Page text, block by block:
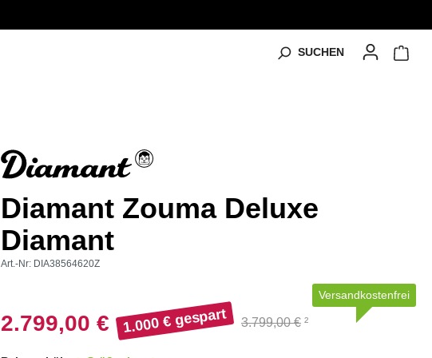
SUCHEN
2.799,00 € 1.000 € gespart 3.799,00 € ²
Diamant Zouma Deluxe
Diamant
Art.-Nr: DIA38564620Z
Versandkostenfrei